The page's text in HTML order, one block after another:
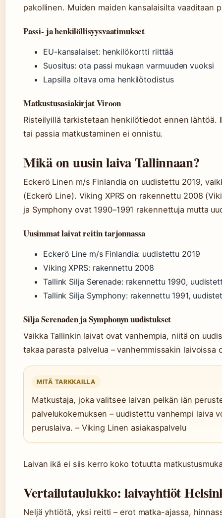
pakollinen. Muiden maiden kansalaisilta vaaditaan
Passi- ja henkilöllisyysvaatimukset
EU-kansalaiset: henkilökortti riittää
Suositus: ota passi mukaan varmuuden vuoksi
Lapsilla oltava oma henkilötodistus
Matkustusasiakirjat Viroon
Risteilyillä tarkistetaan henkilötiedot ennen lähtöä.
tai passia matkustaminen ei onnistu.
Mikä on uusin laiva Tallinnaan?
Eckerö Linen m/s Finlandia on uudistettu 2019,
(Eckerö Line). Viking XPRS on rakennettu 2008
ja Symphony ovat 1990–1991 rakennettuja mutta
Uusimmat laivat reitin tarjonnassa
Eckerö Line m/s Finlandia: uudistettu 2019
Viking XPRS: rakennettu 2008
Tallink Silja Serenade: rakennettu 1990,
Tallink Silja Symphony: rakennettu 1991,
Silja Serenaden ja Symphonyn uudistukset
Vaikka Tallinkin laivat ovat vanhempia, niitä on
takaa parasta palvelua – vanhemmissakin
MITÄ TARKKAILLA
Matkustaja, joka valitsee laivan pelkän iän
palvelukokemuksen – uudistettu vanhempi laiva
peruslaiva. – Viking Linen asiakaspalvelu
Laivan ikä ei siis kerro koko totuutta
Vertailutaulukko: laivayhtiöt
Neljä yhtiötä, yksi reitti – erot matka-ajassa,